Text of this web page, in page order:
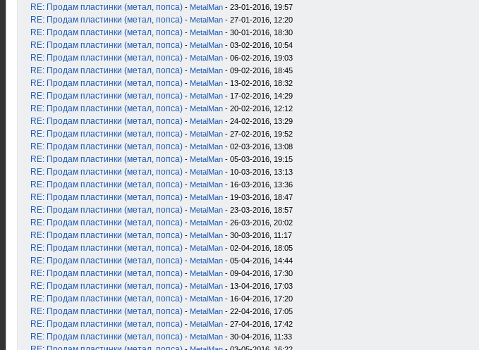
RE: Продам пластинки (метал, попса) - MetalMan - 23-01-2016, 19:57
RE: Продам пластинки (метал, попса) - MetalMan - 27-01-2016, 12:20
RE: Продам пластинки (метал, попса) - MetalMan - 30-01-2016, 18:30
RE: Продам пластинки (метал, попса) - MetalMan - 03-02-2016, 10:54
RE: Продам пластинки (метал, попса) - MetalMan - 06-02-2016, 19:03
RE: Продам пластинки (метал, попса) - MetalMan - 09-02-2016, 18:45
RE: Продам пластинки (метал, попса) - MetalMan - 13-02-2016, 18:32
RE: Продам пластинки (метал, попса) - MetalMan - 17-02-2016, 14:29
RE: Продам пластинки (метал, попса) - MetalMan - 20-02-2016, 12:12
RE: Продам пластинки (метал, попса) - MetalMan - 24-02-2016, 13:29
RE: Продам пластинки (метал, попса) - MetalMan - 27-02-2016, 19:52
RE: Продам пластинки (метал, попса) - MetalMan - 02-03-2016, 13:08
RE: Продам пластинки (метал, попса) - MetalMan - 05-03-2016, 19:15
RE: Продам пластинки (метал, попса) - MetalMan - 10-03-2016, 13:13
RE: Продам пластинки (метал, попса) - MetalMan - 16-03-2016, 13:36
RE: Продам пластинки (метал, попса) - MetalMan - 19-03-2016, 18:47
RE: Продам пластинки (метал, попса) - MetalMan - 23-03-2016, 18:57
RE: Продам пластинки (метал, попса) - MetalMan - 26-03-2016, 20:02
RE: Продам пластинки (метал, попса) - MetalMan - 30-03-2016, 11:17
RE: Продам пластинки (метал, попса) - MetalMan - 02-04-2016, 18:05
RE: Продам пластинки (метал, попса) - MetalMan - 05-04-2016, 14:44
RE: Продам пластинки (метал, попса) - MetalMan - 09-04-2016, 17:30
RE: Продам пластинки (метал, попса) - MetalMan - 13-04-2016, 17:03
RE: Продам пластинки (метал, попса) - MetalMan - 16-04-2016, 17:20
RE: Продам пластинки (метал, попса) - MetalMan - 22-04-2016, 17:05
RE: Продам пластинки (метал, попса) - MetalMan - 27-04-2016, 17:42
RE: Продам пластинки (метал, попса) - MetalMan - 30-04-2016, 11:33